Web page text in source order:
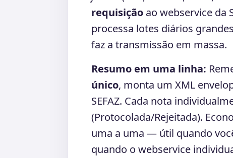
requisição ao webservice da
processa lotes diários
faz a transmissão em massa.
Resumo em uma linha:
único, monta um XML
SEFAZ. Cada nota
(Protocolada/Rejeitada).
uma a uma — útil quando
quando o webservice